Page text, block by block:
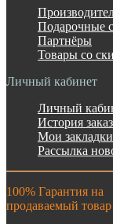
Подарочные
Партнёры
Товары со
Личный кабинет
Личный
История
Мои закладки
Рассылка
100% Гарантия на
продаваемый товар